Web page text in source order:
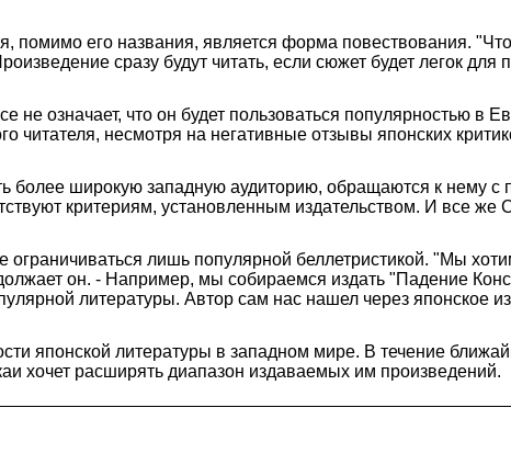
помимо его названия, является форма повествования.
сразу будут читать, если сюжет будет легок для
не означает, что он будет пользоваться популярностью
несмотря на негативные отзывы японских
более широкую западную аудиторию, обращаются к нему
критериям, установленным издательством. И все же
лишь популярной беллетристикой. "Мы
он. - Например, мы собираемся издать "Падение
литературы. Автор сам нас нашел через японское
японской литературы в западном мире. В течение
хочет расширять диапазон издаваемых им произведений.